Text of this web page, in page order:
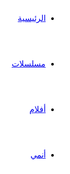
الرئيسية
مسلسلات
أفلام
أنمي